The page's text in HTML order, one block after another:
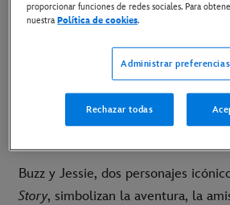
estreno de la quinta entrega de
“Hasta el infinito y más
colección llega para recordar a los
tratamiento oncológico que, incluso
tratamiento, la imaginación sigue
Buzz y Jessie, dos personajes
Story, simbolizan la aventura, la
proporcionar funciones de redes sociales. Para
nuestra Política de cookies.
Administrar preferencias
Rechazar todas